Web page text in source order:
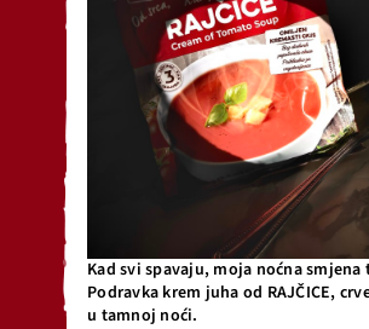
Kad svi spavaju, moja noćna
Podravka krem juha od RAJČICE,
u tamnoj noći.